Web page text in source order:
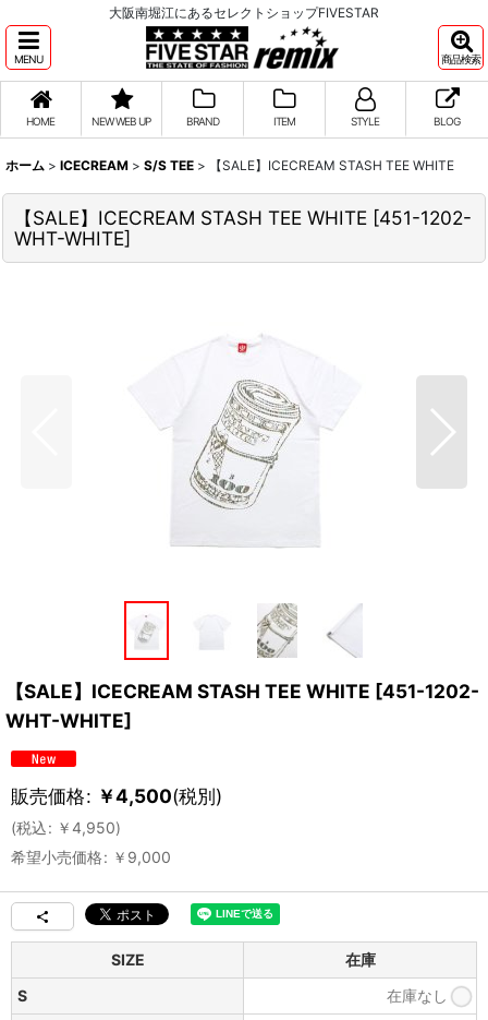
大阪南堀江にあるセレクトショップFIVESTAR
MENU 商品検索
HOME NEW WEB UP BRAND ITEM STYLE BLOG
ホーム > ICECREAM > S/S TEE > 【SALE】ICECREAM STASH TEE WHITE
【SALE】ICECREAM STASH TEE WHITE [451-1202-
WHT-WHITE]
【SALE】ICECREAM STASH TEE WHITE [451-1202-
WHT-WHITE]
販売価格: ￥4,500(税別)
(税込: ￥4,950)
希望小売価格: ￥ 9,000
SIZE
在庫
S
在庫なし